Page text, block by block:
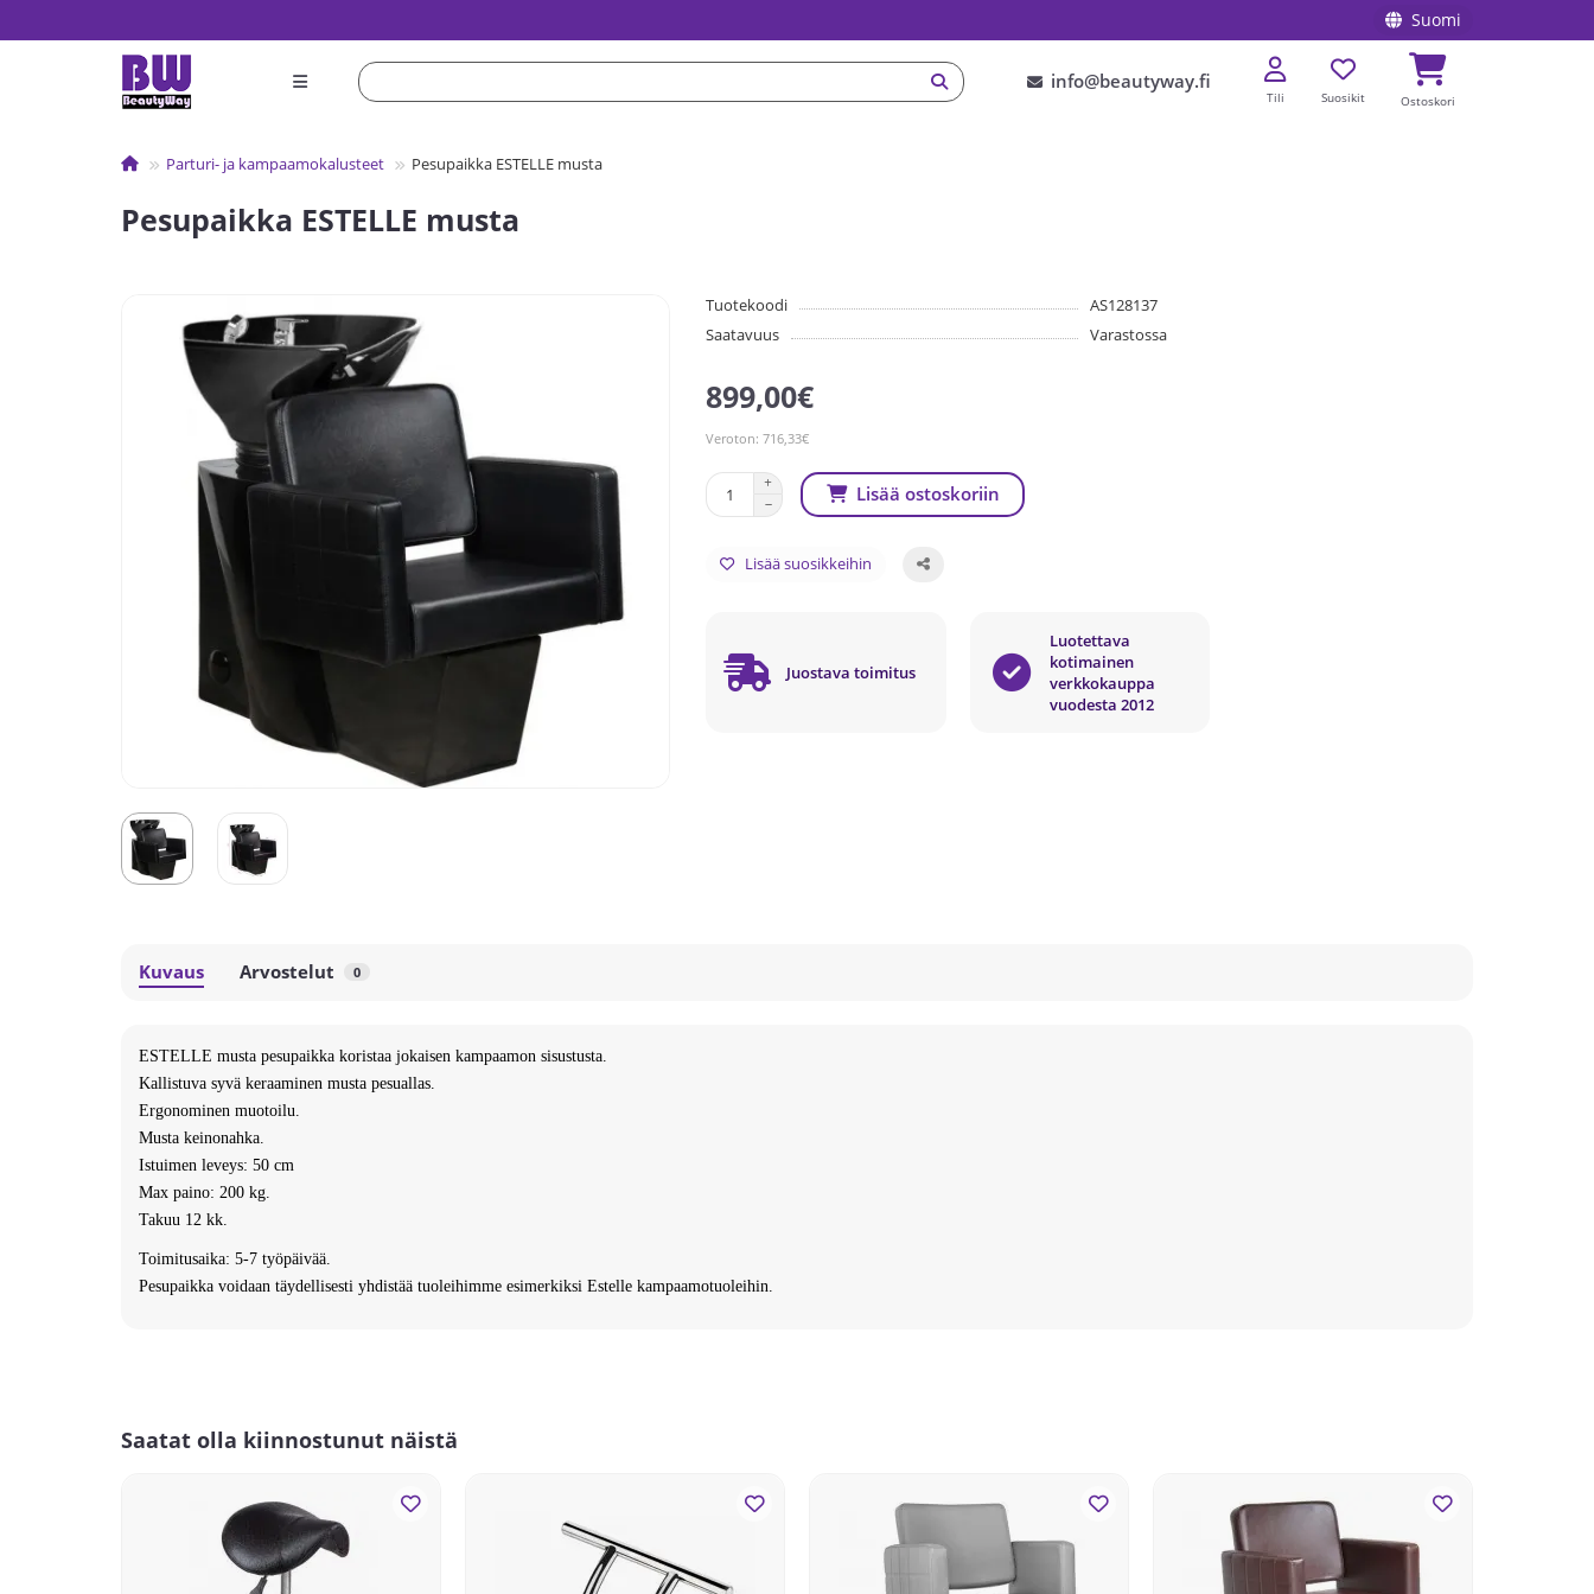
Suomi
info@beautyway.fi
Tili Suosikit Ostoskori
Parturi- ja kampaamokalusteet Pesupaikka ESTELLE musta
Pesupaikka ESTELLE musta
Tuotekoodi
AS128137
Saatavuus
Varastossa
899,00€
Veroton: 716,33€
Lisää ostoskoriin
Lisää suosikkeihin
Juostava toimitus
Luotettava
kotimainen
verkkokauppa
vuodesta 2012
Kuvaus Arvostelut 0
ESTELLE musta pesupaikka koristaa jokaisen kampaamon sisustusta.
Kallistuva syvä keraaminen musta pesuallas.
Ergonominen muotoilu.
Musta keinonahka.
Istuimen leveys: 50 cm
Max paino: 200 kg.
Takuu 12 kk.
Toimitusaika: 5-7 työpäivää.
Pesupaikka voidaan täydellisesti yhdistää tuoleihimme esimerkiksi Estelle kampaamotuoleihin.
Saatat olla kiinnostunut näistä